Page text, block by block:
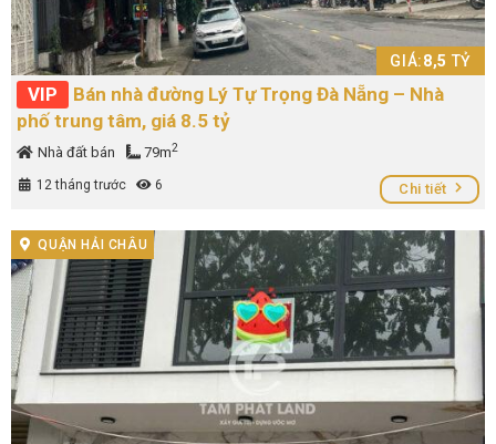
GIÁ:8,5 TỶ
VIP
Bán nhà đường Lý Tự Trọng Đà Nẵng – Nhà
phố trung tâm, giá 8.5 tỷ
Nhà đất bán 79m2
12 tháng trước 6 Chi tiết
QUẬN HẢI CHÂU